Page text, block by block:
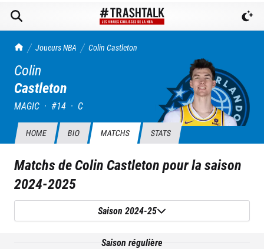
TrashTalk Actu NBA
Joueurs NBA Colin Castleton
Colin
Castleton
MAGIC · #14 · C
HOME BIO MATCHS STATS
Matchs deColin Castletonpour la saison
2024-2025
Saison 2024-25
Saison régulière